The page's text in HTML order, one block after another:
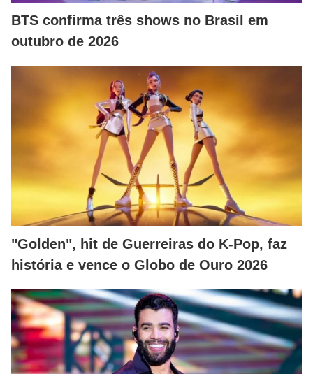
BTS confirma três shows no Brasil em
outubro de 2026
"Golden", hit de Guerreiras do K-Pop, faz
história e vence o Globo de Ouro 2026